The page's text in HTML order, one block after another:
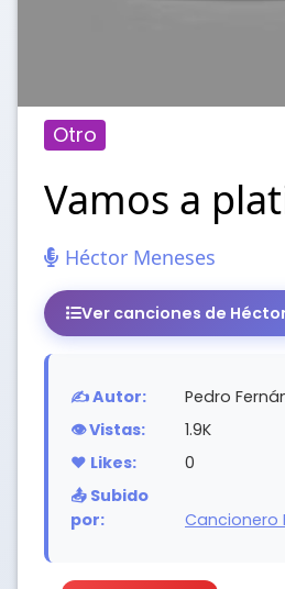
Otro
Vamos a
Héctor Meneses
Ver canciones de
✍️ Autor:
Pedro
👁️ Vistas:
1.9K
❤️ Likes:
0
📤 Subido
por:
Cancionero